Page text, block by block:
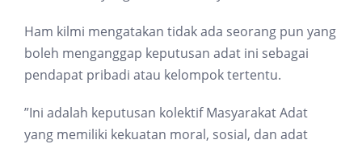
Ham kilmi mengatakan tidak ada seorang pun yang
boleh menganggap keputusan adat ini sebagai
pendapat pribadi atau kelompok tertentu.
”Ini adalah keputusan kolektif Masyarakat Adat
yang memiliki kekuatan moral, sosial, dan adat